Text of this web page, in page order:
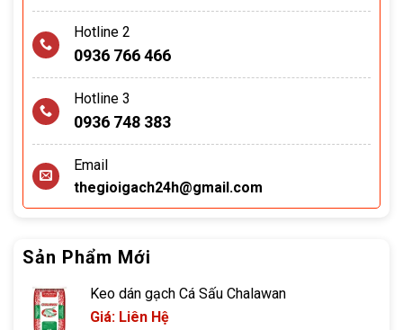
Hotline 2
0936 766 466
Hotline 3
0936 748 383
Email
thegioigach24h@gmail.com
Sản Phẩm Mới
Keo dán gạch Cá Sấu Chalawan
Giá: Liên Hệ